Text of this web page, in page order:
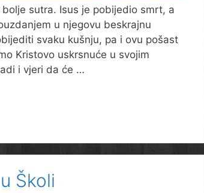
sutra. Isus je pobijedio smrt, a
u njegovu beskrajnu
svaku kušnju, pa i ovu pošast
Kristovo uskrsnuće u svojim
i vjeri da će …
Školi